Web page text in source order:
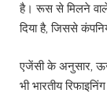
है। रूस से मिलने वाले
दिया है, जिससे
एजेंसी के अनुसार,
भी भारतीय